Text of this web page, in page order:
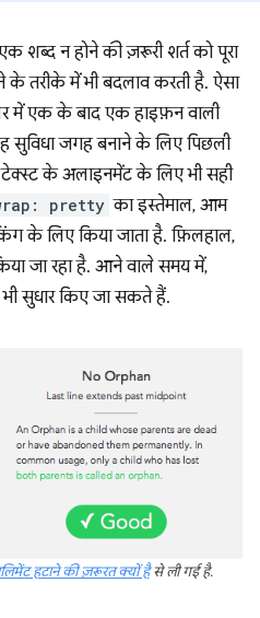
शब्द न होने की ज़रूरी शर्त को पूरा
तरीके में भी बदलाव करती है. ऐसा
में एक के बाद एक हाइफ़न वाली
सुविधा जगह बनाने के लिए पिछली
टेक्स्ट के अलाइनमेंट के लिए भी सही
pretty का इस्तेमाल, आम
के लिए किया जाता है. फ़िलहाल,
जा रहा है. आने वाले समय में,
सुधार किए जा सकते हैं.
हटाने की ज़रूरत क्यों हैसे ली गई है.